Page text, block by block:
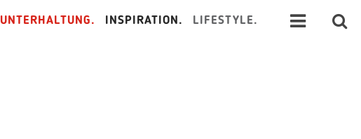
UNTERHALTUNG. INSPIRATION. LIFESTYLE.